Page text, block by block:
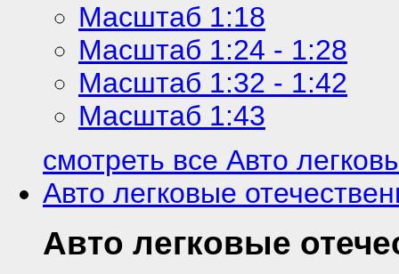
Масштаб 1:18
Масштаб 1:24 - 1:28
Масштаб 1:32 - 1:42
Масштаб 1:43
смотреть все Авто
Авто легковые
Авто легковые